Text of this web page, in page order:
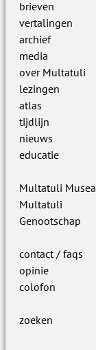
brieven
vertalingen
archief
media
over Multatuli
lezingen
atlas
tijdlijn
nieuws
educatie
Multatuli Musea
Multatuli
Genootschap
contact / faqs
opinie
colofon
zoeken